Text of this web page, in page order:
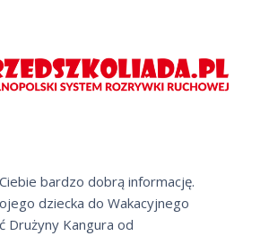
bardzo dobrą informację.
dziecka do Wakacyjnego
Drużyny Kangura od